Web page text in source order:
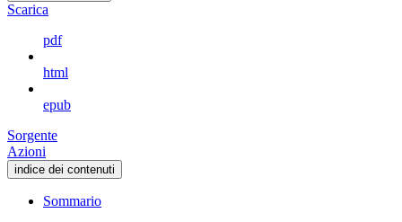
Scarica
pdf
html
epub
Sorgente
Azioni
indice dei contenuti
Sommario